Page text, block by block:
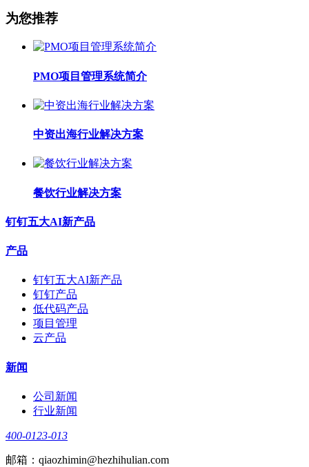
为您推荐
PMO项目管理系统简介
中资出海行业解决方案
餐饮行业解决方案
钉钉五大AI新产品
产品
钉钉五大AI新产品
钉钉产品
低代码产品
项目管理
云产品
新闻
公司新闻
行业新闻
400-0123-013
邮箱：qiaozhimin@hezhihulian.com